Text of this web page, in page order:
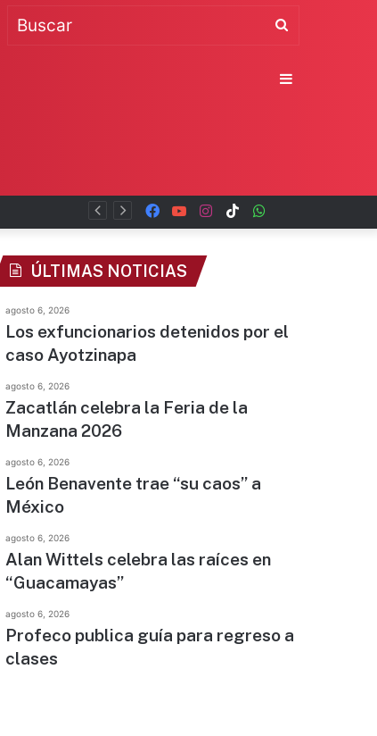
TikTok
Instagram
YouTube
Facebook
Switch
ÚLTIMAS NOTICIAS
agosto 6, 2026
Los exfuncionarios detenidos por el
caso Ayotzinapa
agosto 6, 2026
Zacatlán celebra la Feria de la
Manzana 2026
agosto 6, 2026
León Benavente trae “su caos” a
México
agosto 6, 2026
Alan Wittels celebra las raíces en
“Guacamayas”
agosto 6, 2026
Profeco publica guía para regreso a
clases